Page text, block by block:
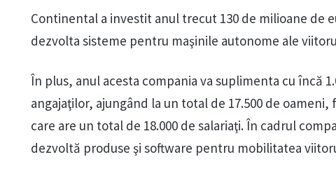
Continental a investit anul trecut 130 de milioane de
dezvolta sisteme pen­tru maşinile autonome ale
În plus, anul acesta compania va supli­menta cu încă
anga­ja­ţilor, ajungând la un total de 17.500 de
care are un total de 18.000 de salariaţi. În ca­drul
dez­voltă produse şi software pentru mobi­litatea